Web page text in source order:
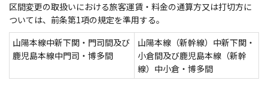
区間変更の取扱いにおける旅客運賃・料金の通算方又は打切方に
ついては、前条第1項の規定を準用する。
山陽本線中新下関・門司間及び
鹿児島本線中門司・博多間
山陽本線（新幹線）中新下関・
小倉間及び鹿児島本線（新幹
線）中小倉・博多間